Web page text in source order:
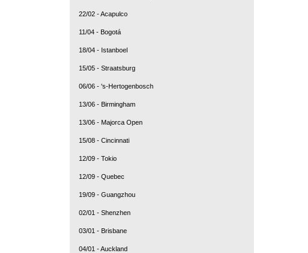
22/02 - Acapulco
11/04 - Bogotá
18/04 - Istanboel
15/05 - Straatsburg
06/06 - 's-Hertogenbosch
13/06 - Birmingham
13/06 - Majorca Open
15/08 - Cincinnati
12/09 - Tokio
12/09 - Quebec
19/09 - Guangzhou
02/01 - Shenzhen
03/01 - Brisbane
04/01 - Auckland